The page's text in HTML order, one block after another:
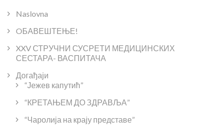
Naslovna
OБАВЕШТЕЊЕ!
XXV СТРУЧНИ СУСРЕТИ МЕДИЦИНСКИХ
СЕСТАРА- ВАСПИТАЧА
Догађаји
“Јежев капутић”
“КРЕТАЊЕМ ДО ЗДРАВЉА”
“Чаролија на крају представе”